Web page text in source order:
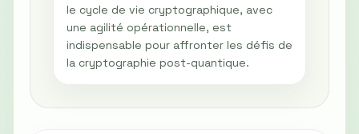
le cycle de vie cryptographique, avec
une agilité opérationnelle, est
indispensable pour affronter les défis de
la cryptographie post-quantique.